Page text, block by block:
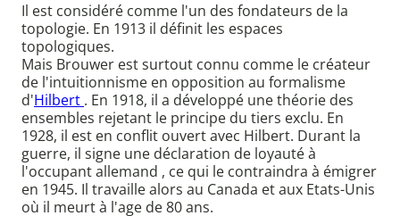
Il est considéré comme l'un des fondateurs de la
topologie. En 1913 il définit les espaces
topologiques.
Mais Brouwer est surtout connu comme le créateur
de l'intuitionnisme en opposition au formalisme
d'Hilbert . En 1918, il a développé une théorie des
ensembles rejetant le principe du tiers exclu. En
1928, il est en conflit ouvert avec Hilbert. Durant la
guerre, il signe une déclaration de loyauté à
l'occupant allemand , ce qui le contraindra à émigrer
en 1945. Il travaille alors au Canada et aux Etats-Unis
où il meurt à l'age de 80 ans.